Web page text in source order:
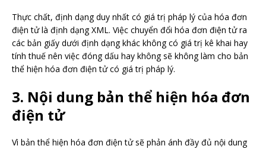
Thực chất, định dạng duy nhất có giá trị pháp lý của hóa đơn
điện tử là định dạng XML. Việc chuyển đổi hóa đơn điện tử ra
các bản giấy dưới định dạng khác không có giá trị kê khai hay
tính thuế nên việc đóng dấu hay không sẽ không làm cho bản
thể hiện hóa đơn điện tử có giá trị pháp lý.
3. Nội dung bản thể hiện hóa đơn
điện tử
Vì bản thể hiện hóa đơn điện tử sẽ phản ánh đầy đủ nội dung